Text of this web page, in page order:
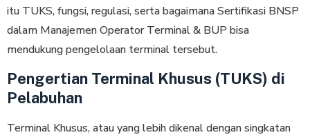
itu TUKS, fungsi, regulasi, serta bagaimana Sertifikasi BNSP
dalam Manajemen Operator Terminal & BUP bisa
mendukung pengelolaan terminal tersebut.
Pengertian Terminal Khusus (TUKS) di
Pelabuhan
Terminal Khusus, atau yang lebih dikenal dengan singkatan